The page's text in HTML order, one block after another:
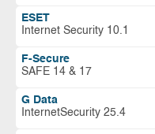
ESET
Internet Security 10.1
F-Secure
SAFE 14 & 17
G Data
InternetSecurity 25.4